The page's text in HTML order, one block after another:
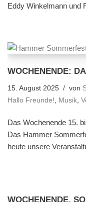
Eddy Winkelmann und
WOCHENENDE:
15. August 2025 von
Hallo Freunde!, Musik,
Das Wochenende 15.
Das Hammer
heute unsere
WOCHENENDE,